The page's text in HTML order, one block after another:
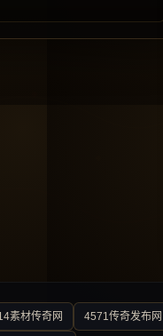
素材传奇网 4571传奇发布网